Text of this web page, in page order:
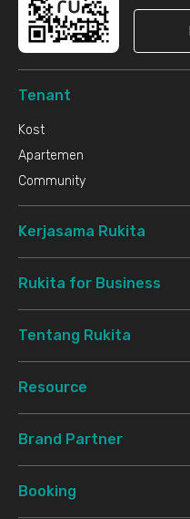
Tenant
Kost
Apartemen
Community
Kerjasama Rukita
Rukita for Business
Tentang Rukita
Resource
Brand Partner
Booking